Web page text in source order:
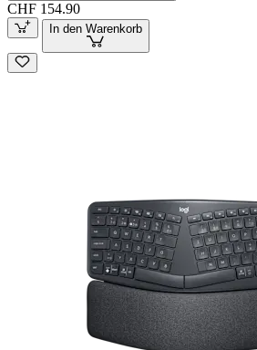
CHF 154.90
In den Warenkorb